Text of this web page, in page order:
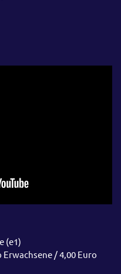
(e1)
Erwachsene / 4,00 Euro